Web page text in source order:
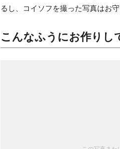
るし、コイソフを撮った写真はお
こんなふうにお作りし